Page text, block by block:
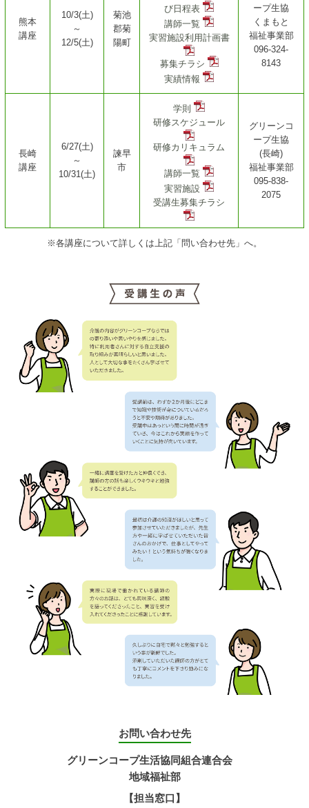
熊本
講座
10/3(土)
～
12/5(土)
菊池
郡菊
陽町
び日程表
講師一覧
実習施設利用計画書
募集チラシ
実績情報
ープ生協
くまもと
福祉事業部
096-324-
8143
長崎
講座
6/27(土)
～
10/31(土)
諫早
市
学則
研修スケジュール
研修カリキュラム
講師一覧
実習施設
受講生募集チラシ
グリーンコ
ープ生協
(長崎)
福祉事業部
095-838-
2075
※各講座について詳しくは上記「問い合わせ先」へ。
お問い合わせ先
グリーンコープ生活協同組合連合会
地域福祉部
【担当窓口】